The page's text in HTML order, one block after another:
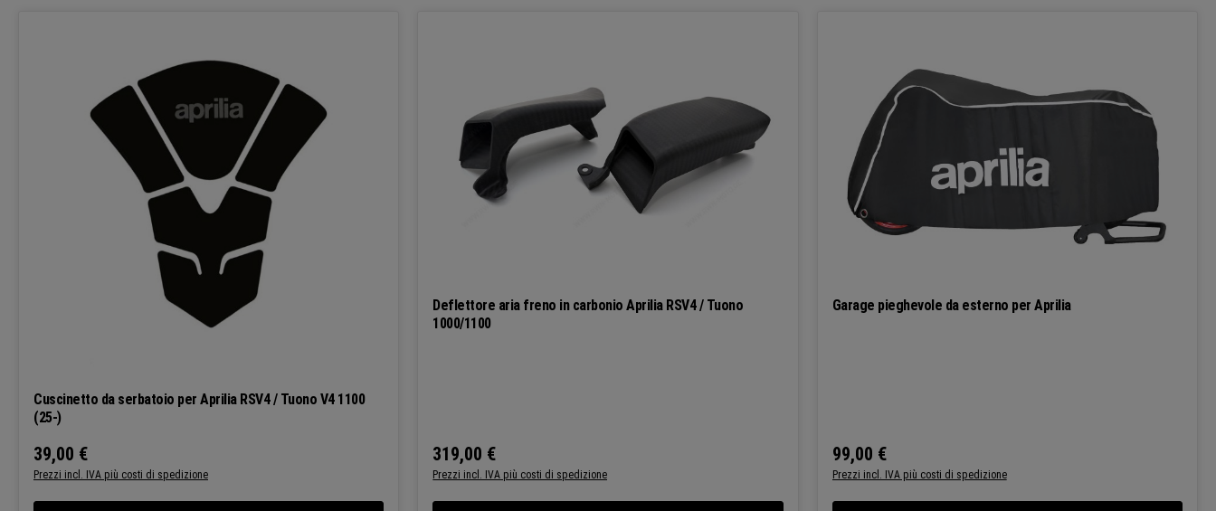
Cuscinetto da serbatoio per Aprilia RSV4 / Tuono V4 1100
(25-)
Prezzo normale:
39,00 €
Prezzi incl. IVA più costi di spedizione
Deflettore aria freno in carbonio Aprilia RSV4 / Tuono
1000/1100
Prezzo normale:
319,00 €
Prezzi incl. IVA più costi di spedizione
Garage pieghevole da esterno per Aprilia
Prezzo normale:
99,00 €
Prezzi incl. IVA più costi di spedizione